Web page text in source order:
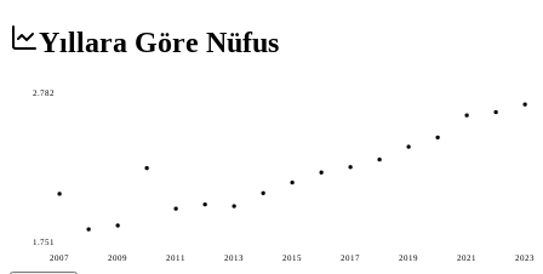
Yıllara Göre Nüfus
2007 2009 2011 2013 2015 2017 2019 2021 2023
2.782
1.751